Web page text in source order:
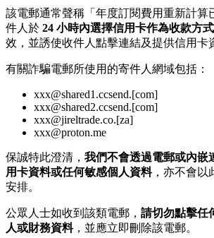
該電郵通常聲稱「年度訂閱費用重新計算
件人於 24 小時內選擇信用卡作為收款方式
效，並誘使收件人點擊連結及提供信用卡
有關詐騙電郵所使用的寄件人網域包括：
xxx@shared1.ccsend.[com]
xxx@shared2.ccsend.[com]
xxx@jireltrade.co.[za]
xxx@proton.me
保誠特此澄清， 我們不會透過電郵或內嵌
用卡資料或任何敏感個人資料，亦不會以
安排。
公眾人士如收到該類電郵， 請切勿點擊任
人或財務資料，並應立即刪除該電郵。